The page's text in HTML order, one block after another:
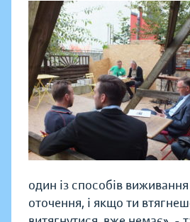
один із способів
оточення, і якщо ти